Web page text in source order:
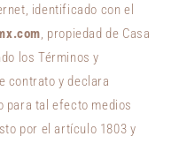
identificado con el
, propiedad de Casa
los Términos y
contrato y declara
para tal efecto medios
por el artículo 1803 y